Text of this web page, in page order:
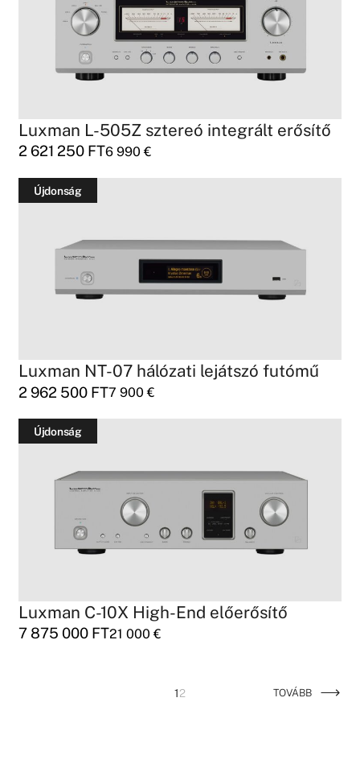
Luxman L-505Z sztereó integrált erősítő
2 621 250 FT6 990€
Újdonság
Luxman NT-07 hálózati lejátszó futómű
2 962 500 FT7 900€
Újdonság
Luxman C-10X High-End előerősítő
7 875 000 FT21 000€
12 TOVÁBB